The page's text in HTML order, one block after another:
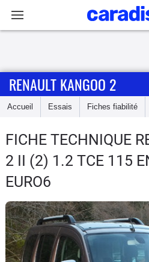
Accueil
Essais
Guide
d'achat
Electriques
Utilitaires
RENAULT KANGOO 2
Accueil Essais Fiches fiabilité
FICHE TECHNIQUE
2 II (2) 1.2 TCE 115
EURO6